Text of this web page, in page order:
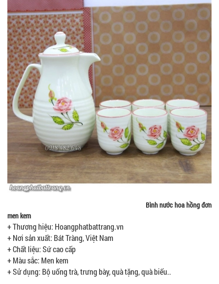
Bình nước hoa hồng đơn
men kem
+ Thương hiệu: Hoangphatbattrang.vn
+ Nơi sản xuất: Bát Tràng, Việt Nam
+ Chất liệu: Sứ cao cấp
+ Màu sắc: Men kem
+ Sử dụng: Bộ uống trà, trưng bày, quà tặng, quà biếu..